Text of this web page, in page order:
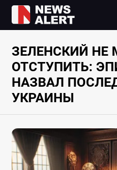
ЗЕЛЕНСКИЙ НЕ
ОТСТУПИТЬ:
НАЗВАЛ
УКРАИНЫ